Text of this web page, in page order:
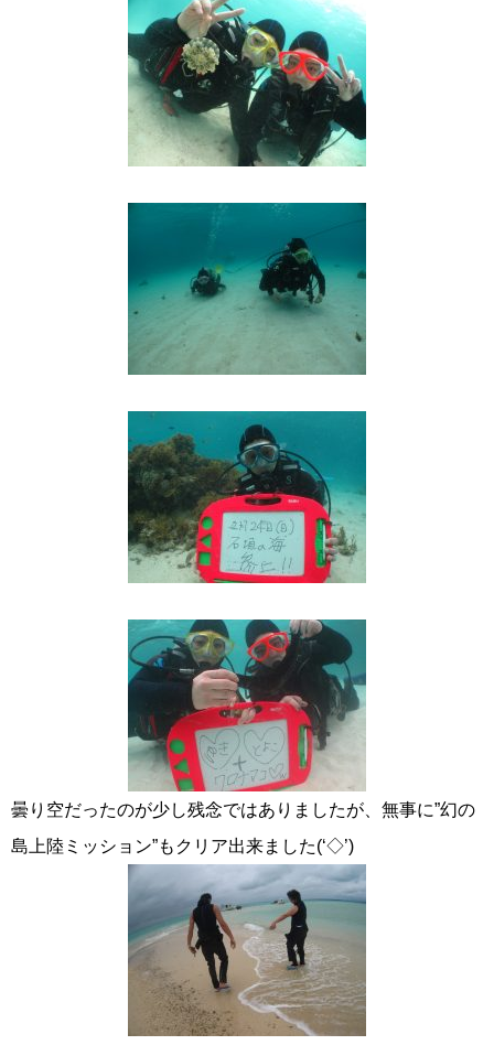
曇り空だったのが少し残念ではありましたが、無事に”幻の
島上陸ミッション”もクリア出来ました(‘◇’)ゞ